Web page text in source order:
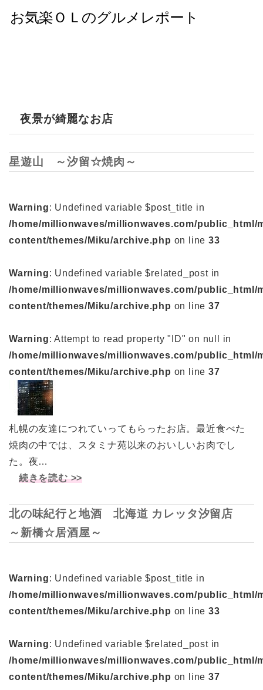
夜景が綺麗なお店
星遊山 ～汐留☆焼肉～
Warning: Undefined variable $post_title in
/home/millionwaves/millionwaves.com/public_html/
content/themes/Miku/archive.php on line33
Warning: Undefined variable $related_post in
/home/millionwaves/millionwaves.com/public_html/
content/themes/Miku/archive.php on line37
Warning: Attempt to read property "ID" on null in
/home/millionwaves/millionwaves.com/public_html/
content/themes/Miku/archive.php on line37
札幌の友達につれていってもらったお店。最近食べた
焼肉の中では、スタミナ苑以来のおいしいお肉でし
た。夜…
続きを読む >>
北の味紀行と地酒 北海道 カレッタ汐留店
～新橋☆居酒屋～
Warning: Undefined variable $post_title in
/home/millionwaves/millionwaves.com/public_html/
content/themes/Miku/archive.php on line33
Warning: Undefined variable $related_post in
/home/millionwaves/millionwaves.com/public_html/
content/themes/Miku/archive.php on line37